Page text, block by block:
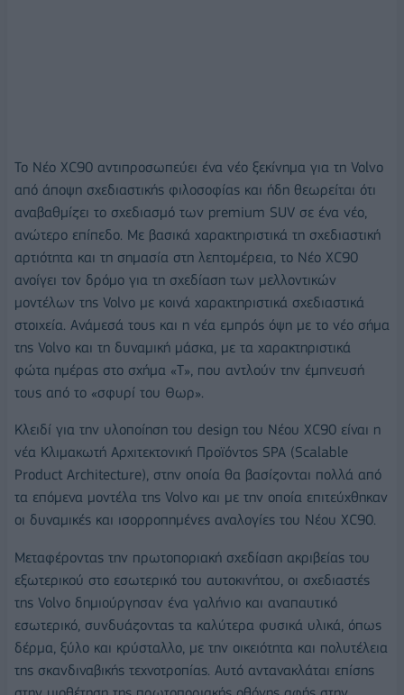
Το Νέο XC90 αντιπροσωπεύει ένα νέο ξεκίνημα για τη Volvo
από άποψη σχεδιαστικής φιλοσοφίας και ήδη θεωρείται ότι
αναβαθμίζει το σχεδιασμό των premium SUV σε ένα νέο,
ανώτερο επίπεδο. Με βασικά χαρακτηριστικά τη σχεδιαστική
αρτιότητα και τη σημασία στη λεπτομέρεια, το Νέο XC90
ανοίγει τον δρόμο για τη σχεδίαση των μελλοντικών
μοντέλων της Volvo με κοινά χαρακτηριστικά σχεδιαστικά
στοιχεία. Ανάμεσά τους και η νέα εμπρός όψη με το νέο σήμα
της Volvo και τη δυναμική μάσκα, με τα χαρακτηριστικά
φώτα ημέρας στο σχήμα «Τ», που αντλούν την έμπνευσή
τους από το «σφυρί του Θωρ».
Κλειδί για την υλοποίηση του design του Νέου XC90 είναι η
νέα Κλιμακωτή Αρχιτεκτονική Προϊόντος SPA (Scalable
Product Architecture), στην οποία θα βασίζονται πολλά από
τα επόμενα μοντέλα της Volvo και με την οποία επιτεύχθηκαν
οι δυναμικές και ισορροπημένες αναλογίες του Νέου XC90.
Μεταφέροντας την πρωτοποριακή σχεδίαση ακριβείας του
εξωτερικού στο εσωτερικό του αυτοκινήτου, οι σχεδιαστές
της Volvo δημιούργησαν ένα γαλήνιο και αναπαυτικό
εσωτερικό, συνδυάζοντας τα καλύτερα φυσικά υλικά, όπως
δέρμα, ξύλο και κρύσταλλο, με την οικειότητα και πολυτέλεια
της σκανδιναβικής τεχνοτροπίας. Αυτό αντανακλάται επίσης